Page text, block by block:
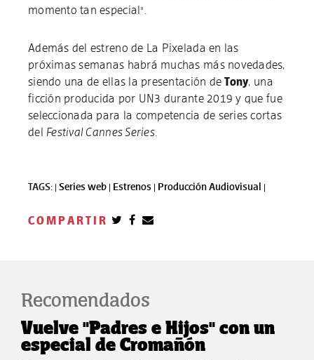
momento tan especial".
Además del estreno de La Pixelada en las
próximas semanas habrá muchas más novedades,
siendo una de ellas la presentación deTony, una
ficción producida por UN3 durante 2019 y que fue
seleccionada para la competencia de series cortas
del Festival Cannes Series.
TAGS: | Series web | Estrenos | Producción Audiovisual |
COMPARTIR
Recomendados
Vuelve "Padres e Hijos" con un
especial de Cromañón